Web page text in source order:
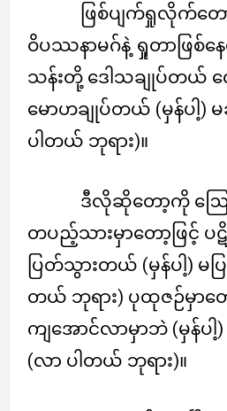
ဖြစ်ပျက်ရှုလိုက်တေ
ဝိပဿနာမဂ်နဲ့ ရှုတာဖြစ်န
သန်းတို့ ဒေါသချုပ်တယ်
မောဟချုပ်တယ် (မှန်ပါ့) မ
ပါတယ် ဘုရား)။
ဒီလိုဆိုတော့ကို
တပည့်သားမှာတော့ဖြင့် ပဋိ
ပြတ်သွားတယ် (မှန်ပါ့) မပ
တယ် ဘုရား) ပုထုဇဉ်မှာတေ
ကျအောင်လာမှာဘဲ (မှန်ပါ့
(လာ ပါတယ် ဘုရား)။